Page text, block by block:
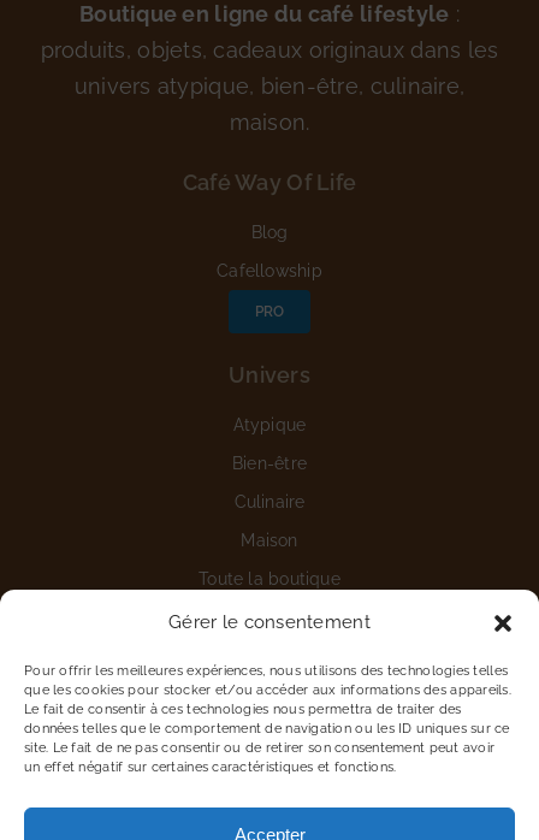
Gérer le consentement
Pour offrir les meilleures expériences, nous utilisons des technologies telles
que les cookies pour stocker et/ou accéder aux informations des appareils.
Le fait de consentir à ces technologies nous permettra de traiter des
données telles que le comportement de navigation ou les ID uniques sur ce
site. Le fait de ne pas consentir ou de retirer son consentement peut avoir
un effet négatif sur certaines caractéristiques et fonctions.
Accepter
Boutique en ligne du café lifestyle :
produits, objets, cadeaux originaux dans les
univers atypique, bien-être, culinaire,
maison.
Café Way Of Life
Blog
Cafellowship
PRO
Univers
Atypique
Bien-être
Culinaire
Maison
Toute la boutique
Nous contacter
Détails du compte
Vous êtes une entreprise
Proposer une marque